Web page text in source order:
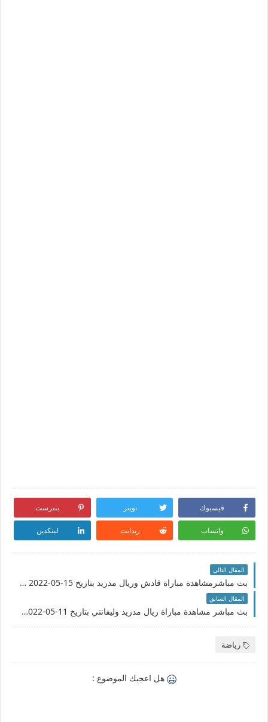
فيسبوك تويتر بنترست
واتساب ريدايت لينكدين
المقال التالي
بث مباشرمشاهدة مباراة قادش وريال مدريد بتاريخ 15-05-2022 الدوري الاسباني
المقال السابق
بث مباشر مشاهدة مباراة ريال مدريد وليفانتي بتاريخ 11-05-2022 الدوري الاسباني
رياضة
هل اعجبك الموضوع :